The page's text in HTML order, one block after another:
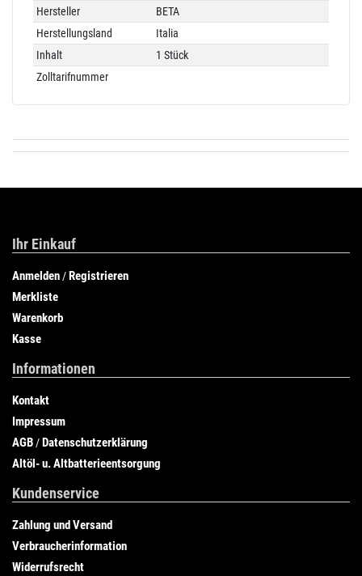
Hersteller
BETA
Herstellungsland
Italia
Inhalt
1 Stück
Zolltarifnummer
Ihr Einkauf
Anmelden /Registrieren
Merkliste
Warenkorb
Kasse
Informationen
Kontakt
Impressum
AGB /Datenschutzerklärung
Altöl- u. Altbatterieentsorgung
Kundenservice
Zahlung und Versand
Verbraucherinformation
Widerrufsrecht